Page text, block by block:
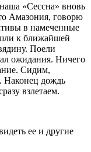
«Сессна» вновь
Амазония, говорю
в намеченные
к ближайшей
Поели
ожидания. Ничего
Сидим,
Наконец дождь
взлетаем.
ее и другие